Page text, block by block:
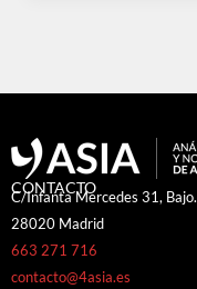
CONTACTO
C/Infanta Mercedes 31, Bajo.
28020 Madrid
663 271 716
contacto@4asia.es